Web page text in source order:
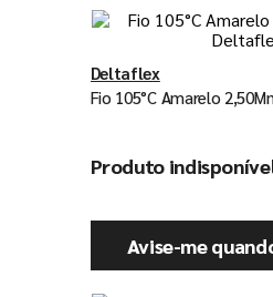
Deltaflex
Fio 105°C Amarelo
Produto
Avise-me